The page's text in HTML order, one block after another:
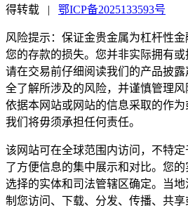
得转载
| 鄂ICP备2025133593号
风险提示：保证金贵金属为杠杆性
您的存款的损失。您并非实际拥有或
请在交易前仔细阅读我们的产品披
全了解所涉及的风险，并谨慎管理
依据本网站或网站的信息采取的作为
我们将毋须承担任何责任。
该网站可在全球范围内访问，不特
了方便信息的集中展示和对比。您
选择的实体和司法管辖区确定。当
制您访问、下载、分发、传播、共